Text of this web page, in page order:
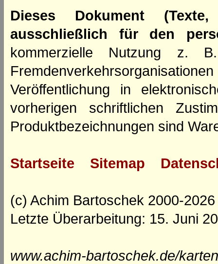
Dieses Dokument
ausschließlich für den
kommerzielle Nutzung z.
Veröffentlichung in
vorherigen schriftlichen
Produktbezeichnungen sind
Startseite Sitemap
(c) Achim Bartoschek 2000-2026
Letzte Überarbeitung: 15. Juni
www.achim-bartoschek.de/